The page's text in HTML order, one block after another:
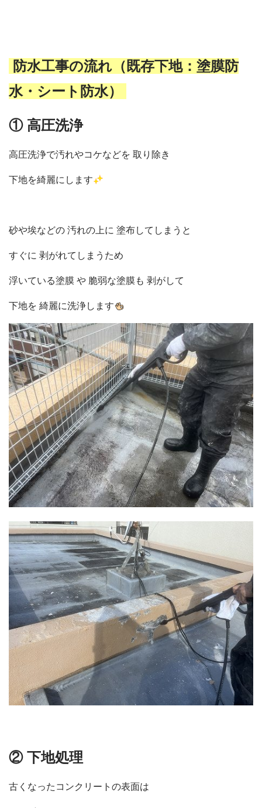
防水工事の流れ（既存下地：塗膜防
水・シート防水）
① 高圧洗浄
高圧洗浄で汚れやコケなどを 取り除き
下地を綺麗にします
砂や埃などの 汚れの上に 塗布してしまうと
すぐに 剥がれてしまうため
浮いている塗膜 や 脆弱な塗膜も 剥がして
下地を 綺麗に洗浄します
② 下地処理
古くなったコンクリートの表面は